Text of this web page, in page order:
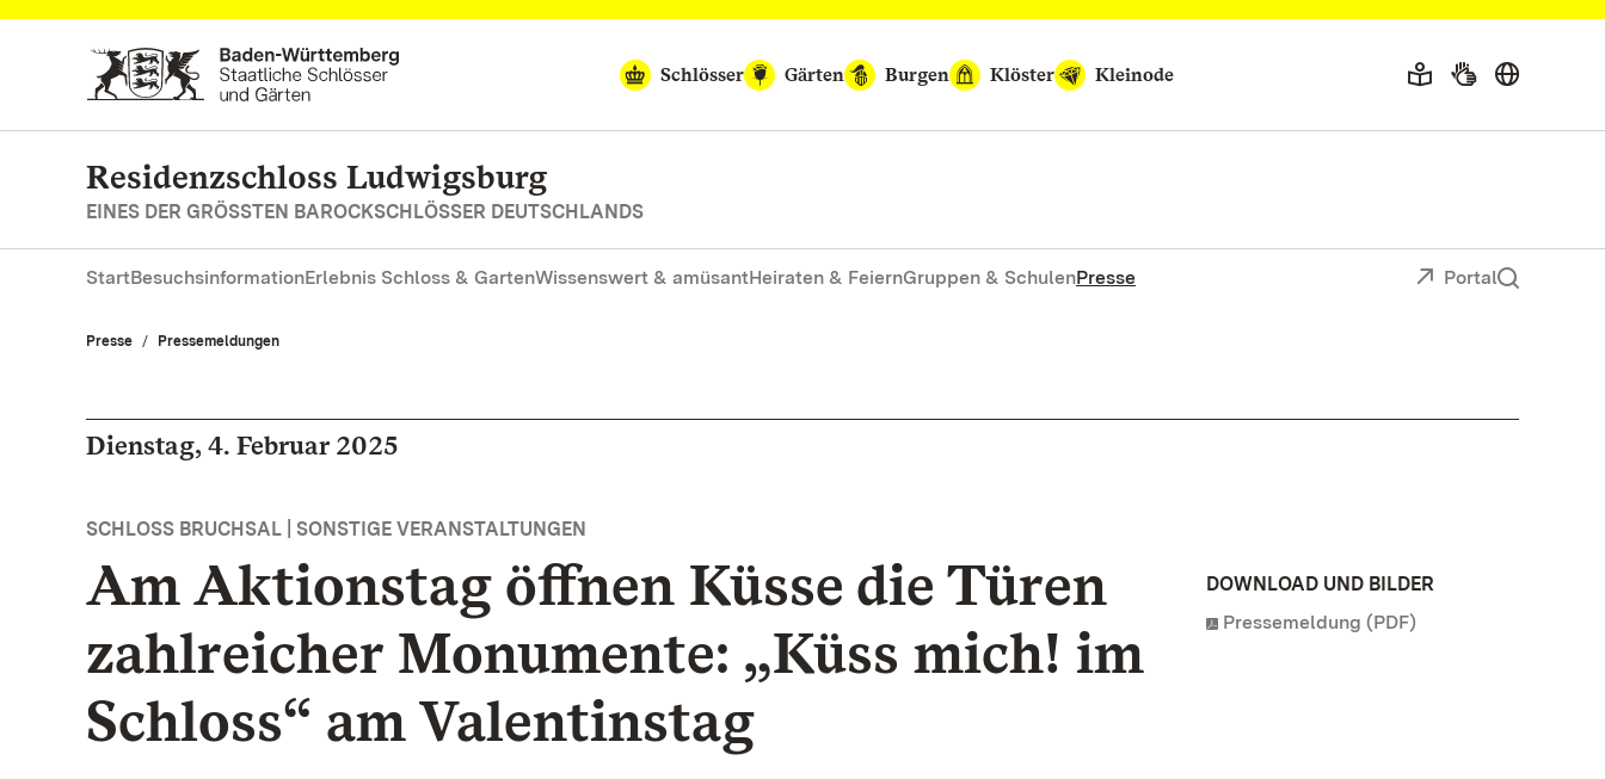
Zum Hauptinhalt springen
Schlösser
Gärten Burgen Klöster Kleinode
Residenzschloss Ludwigsburg
EINES DER GRÖSSTEN BAROCKSCHLÖSSER DEUTSCHLANDS
StartBesuchsinformationErlebnis Schloss & GartenWissenswert & amüsantHeiraten & FeiernGruppen & SchulenPresse Portal
Presse Pressemeldungen
Dienstag, 4. Februar 2025
SCHLOSS BRUCHSAL | SONSTIGE VERANSTALTUNGEN
Am Aktionstag öffnen Küsse die Türen
zahlreicher Monumente: „Küss mich! im
Schloss“ am Valentinstag
DOWNLOAD UND BILDER
Pressemeldung (PDF)